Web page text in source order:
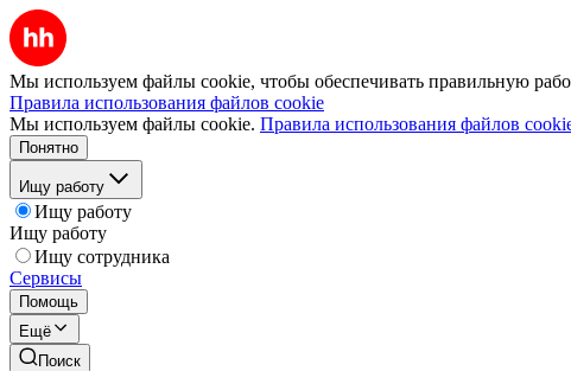
Мы используем файлы cookie, чтобы обеспечивать правильную
Правила использования файлов cookie
Мы используем файлы cookie. Правила использования файлов
Понятно
Ищу работу
Ищу работу
Ищу работу
Ищу сотрудника
Сервисы
Помощь
Ещё
Поиск